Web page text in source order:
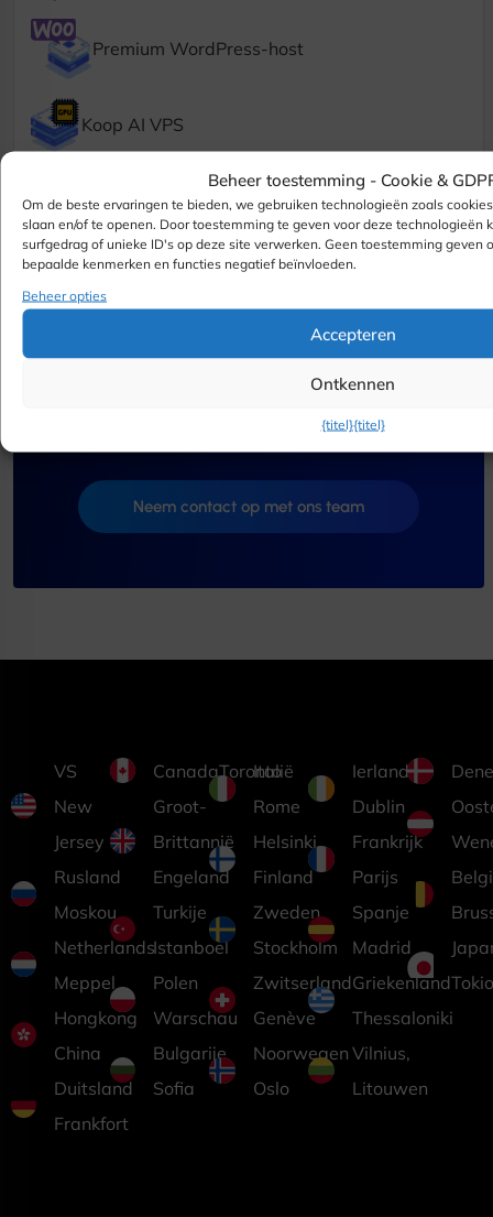
Beheer toestemming - Cookie &
Om de beste ervaringen te bieden, we gebruiken technologieën zoals
slaan en/of te openen. Door toestemming te geven voor deze technologieën
surfgedrag of unieke ID's op deze site verwerken. Geen toestemming geven
bepaalde kenmerken en functies negatief beïnvloeden.
Beheer opties
Accepteren
Ontkennen
{titel}{titel}
Premium WordPress-host
Koop AI VPS
WordPress-wolk
Hulp nodig met uw server
of hostingconfiguratie
Neem contact op met ons team
VS
New
Jersey
Rusland
Moskou
Netherlands
Meppel
Hongkong
China
Duitsland
Frankfort
CanadaToronto
Groot-
Brittannië
Engeland
Turkije
Istanboel
Polen
Warschau
Bulgarije
Sofia
Italië
Rome
Helsinki,
Finland
Zweden
Stockholm
Zwitserland
Genève
Noorwegen
Oslo
Ierland
Dublin
Frankrijk
Parijs
Spanje
Madrid
Griekenland
Thessaloniki
Vilnius,
Litouwen
Tokio